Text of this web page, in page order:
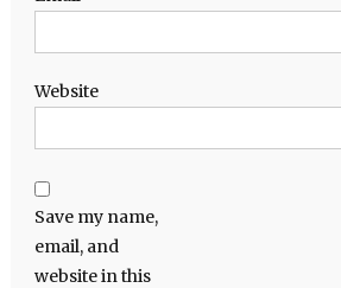
Website
Save my name,
email, and
website in this